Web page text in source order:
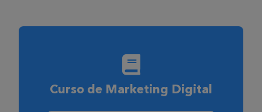
Curso de Marketing Digital